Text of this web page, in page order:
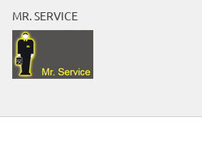
MR. SERVICE